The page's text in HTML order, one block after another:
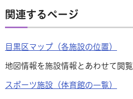
関連するページ
目黒区マップ（各施設の位置）
地図情報を施設情報とあわせて閲覧
スポーツ施設（体育館の一覧）